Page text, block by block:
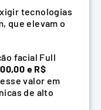
tecnologias
que elevam o
facial Full
e R$
valor em
de alto